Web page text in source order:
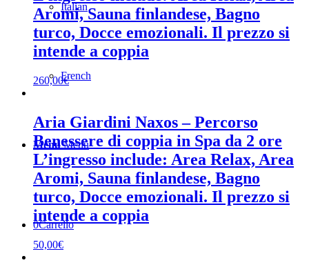
Italian
French
Menu Menu
0Carrello
Aromi, Sauna finlandese, Bagno
turco, Docce emozionali. Il prezzo si
intende a coppia
260,00€
Aria Giardini Naxos – Percorso
Benessere di coppia in Spa da 2 ore
L’ingresso include: Area Relax, Area
Aromi, Sauna finlandese, Bagno
turco, Docce emozionali. Il prezzo si
intende a coppia
50,00€